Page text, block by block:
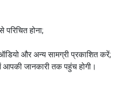
होना;
और अन्य सामग्री प्रकाशित करें;
जानकारी तक पहुंच होगी।